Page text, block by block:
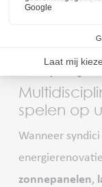
mede-eigenaars.
Hoe
uw
spelen op
Wanneer
zonnepanelen,